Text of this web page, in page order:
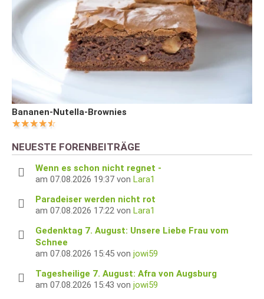
Bananen-Nutella-Brownies
NEUESTE FORENBEITRÄGE
Wenn es schon nicht regnet -
am 07.08.2026 19:37 von Lara1
Paradeiser werden nicht rot
am 07.08.2026 17:22 von Lara1
Gedenktag 7. August: Unsere Liebe Frau vom
Schnee
am 07.08.2026 15:45 von jowi59
Tagesheilige 7. August: Afra von Augsburg
am 07.08.2026 15:43 von jowi59